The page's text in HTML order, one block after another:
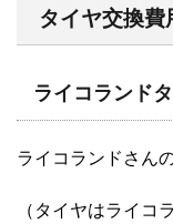
タイヤ交換費
ライコランド
ライコランドさん
（タイヤはライコ